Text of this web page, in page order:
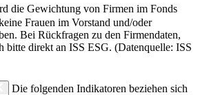
die Gewichtung von Firmen im Fonds
Frauen im Vorstand und/oder
Bei Rückfragen zu den Firmendaten,
bitte direkt an ISS ESG. (Datenquelle: ISS
Die folgenden Indikatoren beziehen sich